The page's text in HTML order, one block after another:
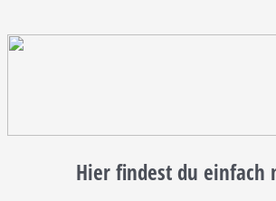
Hier findest du einfach